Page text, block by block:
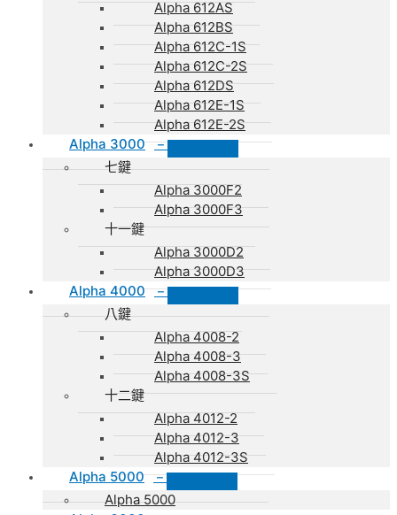
Alpha 612AS
Alpha 612BS
Alpha 612C-1S
Alpha 612C-2S
Alpha 612DS
Alpha 612E-1S
Alpha 612E-2S
Alpha 3000
–
七鍵
Alpha 3000F2
Alpha 3000F3
十一鍵
Alpha 3000D2
Alpha 3000D3
Alpha 4000
–
八鍵
Alpha 4008-2
Alpha 4008-3
Alpha 4008-3S
十二鍵
Alpha 4012-2
Alpha 4012-3
Alpha 4012-3S
Alpha 5000
–
Alpha 5000